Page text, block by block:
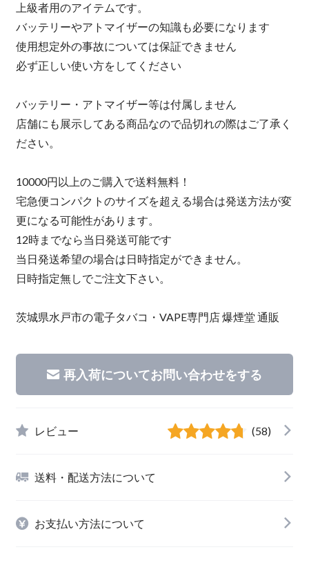
上級者用のアイテムです。
バッテリーやアトマイザーの知識も必要になります
使用想定外の事故については保証できません
必ず正しい使い方をしてください
バッテリー・アトマイザー等は付属しません
店舗にも展示してある商品なので品切れの際はご了承く
ださい。
10000円以上のご購入で送料無料！
宅急便コンパクトのサイズを超える場合は発送方法が変
更になる可能性があります。
12時までなら当日発送可能です
当日発送希望の場合は日時指定ができません。
日時指定無しでご注文下さい。
茨城県水戸市の電子タバコ・VAPE専門店 爆煙堂 通販
再入荷についてお問い合わせをする
レビュー (58)
送料・配送方法について
お支払い方法について